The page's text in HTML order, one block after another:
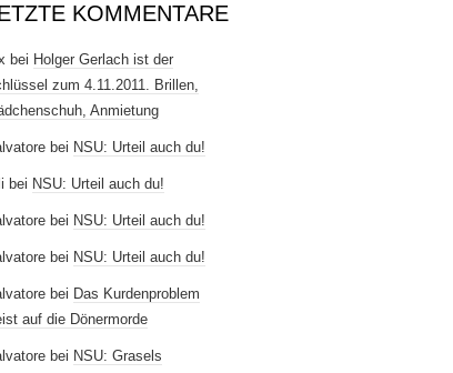
KOMMENTARE
bei Holger Gerlach ist der
zum 4.11.2011. Brillen,
Anmietung
bei NSU: Urteil auch du!
bei NSU: Urteil auch du!
bei NSU: Urteil auch du!
bei NSU: Urteil auch du!
bei Das Kurdenproblem
auf die Dönermorde
bei NSU: Grasels